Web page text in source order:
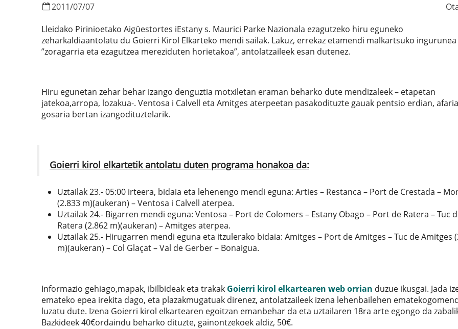
2011/07/07
Lleidako Pirinioetako Aigüestortes iEstany s. Maurici Parke Nazionala ezagutzeko hiru eguneko
zeharkaldiaantolatu du Goierri Kirol Elkarteko mendi sailak. Lakuz, errekaz etamendi malkartsuko ingurunea
”zoragarria eta ezagutzea mereziduten horietakoa”, antolatzaileek esan dutenez.
Hiru egunetan zehar behar izango denguztia motxiletan eraman beharko dute mendizaleek – etapetan
jatekoa,arropa, lozakua-. Ventosa i Calvell eta Amitges aterpeetan pasakodituzte gauak pentsio erdian,
gosaria bertan izangodituztelarik.
Goierri kirol elkartetik antolatu duten programa honakoa da:
Uztailak 23.- 05:00 irteera, bidaia eta lehenengo mendi eguna: Arties – Restanca – Port de Crestada –
(2.833 m)(aukeran) – Ventosa i Calvell aterpea.
Uztailak 24.- Bigarren mendi eguna: Ventosa – Port de Colomers – Estany Obago – Port de Ratera – Tuc
Ratera (2.862 m)(aukeran) – Amitges aterpea.
Uztailak 25.- Hirugarren mendi eguna eta itzulerako bidaia: Amitges – Port de Amitges – Tuc de Amitges
m)(aukeran) – Col Glaçat – Val de Gerber – Bonaigua.
Informazio gehiago,mapak, ibilbideak eta trakak Goierri kirol elkartearen web orrian duzue ikusgai. Jada
emateko epea irekita dago, eta plazakmugatuak direnez, antolatzaileek izena lehenbailehen
luzatu dute. Izena Goierri kirol elkartearen egoitzan emanbehar da eta uztailaren 18ra arte egongo da
Bazkideek 40€ordaindu beharko dituzte, gainontzekoek aldiz, 50€.